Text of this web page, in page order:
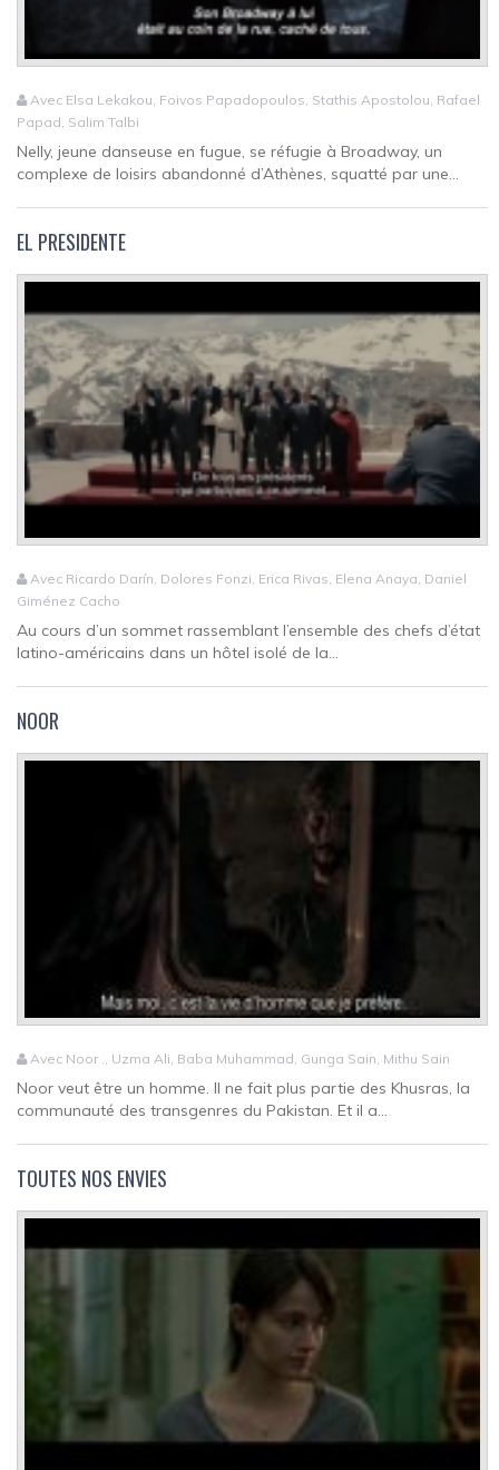
Avec Elsa Lekakou, Foivos Papadopoulos, Stathis Apostolou, Rafael
Papad, Salim Talbi
Nelly, jeune danseuse en fugue, se réfugie à Broadway, un
complexe de loisirs abandonné d’Athènes, squatté par une...
EL PRESIDENTE
Avec Ricardo Darín, Dolores Fonzi, Erica Rivas, Elena Anaya, Daniel
Giménez Cacho
Au cours d’un sommet rassemblant l’ensemble des chefs d’état
latino-américains dans un hôtel isolé de la...
NOOR
Avec Noor ., Uzma Ali, Baba Muhammad, Gunga Sain, Mithu Sain
Noor veut être un homme. Il ne fait plus partie des Khusras, la
communauté des transgenres du Pakistan. Et il a...
TOUTES NOS ENVIES